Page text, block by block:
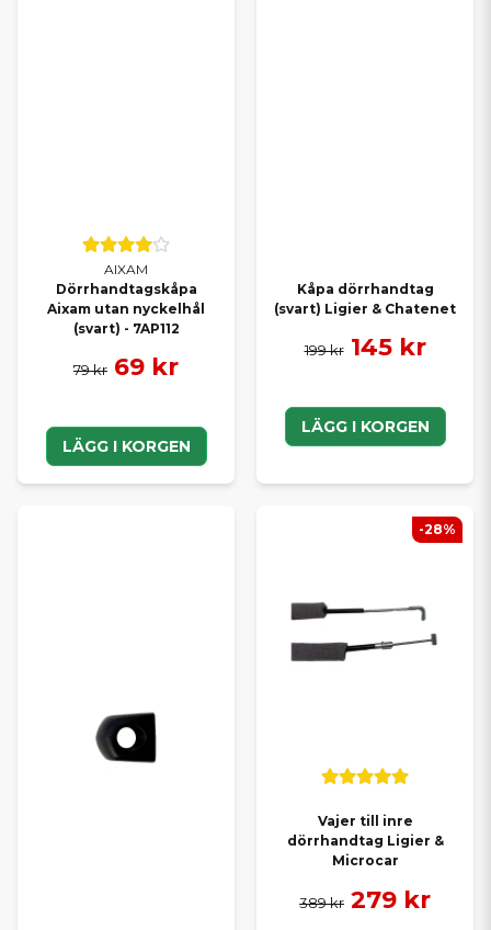
AIXAM
Dörrhandtagskåpa
Aixam utan nyckelhål
(svart) - 7AP112
79 kr 69 kr
LÄGG I KORGEN
Kåpa dörrhandtag
(svart) Ligier & Chatenet
199 kr 145 kr
LÄGG I KORGEN
Vajer till inre
dörrhandtag Ligier &
Microcar
389 kr 279 kr
-28%